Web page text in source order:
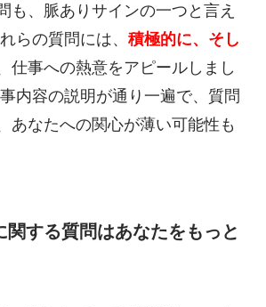
も、脈ありサインの一つと言え
らの質問には、 積極的に、そし
仕事への熱意をアピールしまし
内容の説明が通り一遍で、質問
あなたへの関心が薄い可能性も
関する質問はあなたをもっと